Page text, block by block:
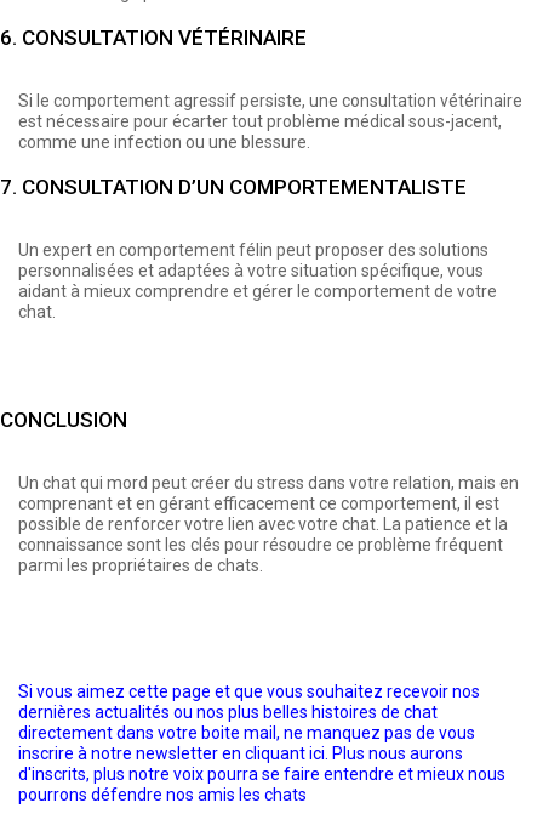
6. CONSULTATION VÉTÉRINAIRE
Si le comportement agressif persiste, une consultation vétérinaire
est nécessaire pour écarter tout problème médical sous-jacent,
comme une infection ou une blessure.
7. CONSULTATION D’UN COMPORTEMENTALISTE
Un expert en comportement félin peut proposer des solutions
personnalisées et adaptées à votre situation spécifique, vous
aidant à mieux comprendre et gérer le comportement de votre
chat.
CONCLUSION
Un chat qui mord peut créer du stress dans votre relation, mais en
comprenant et en gérant efficacement ce comportement, il est
possible de renforcer votre lien avec votre chat. La patience et la
connaissance sont les clés pour résoudre ce problème fréquent
parmi les propriétaires de chats.
Si vous aimez cette page et que vous souhaitez recevoir nos
dernières actualités ou nos plus belles histoires de chat
directement dans votre boite mail, ne manquez pas de vous
inscrire à notre newsletter en cliquant ici. Plus nous aurons
d'inscrits, plus notre voix pourra se faire entendre et mieux nous
pourrons défendre nos amis les chats